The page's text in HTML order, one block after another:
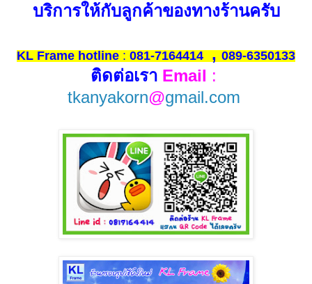
บริการให้กับลูกค้าของทางร้านครับ
KL Frame hotline : 081-7164414 ,089-6350133
ติดต่อเรา Email :
tkanyakorn@gmail.com